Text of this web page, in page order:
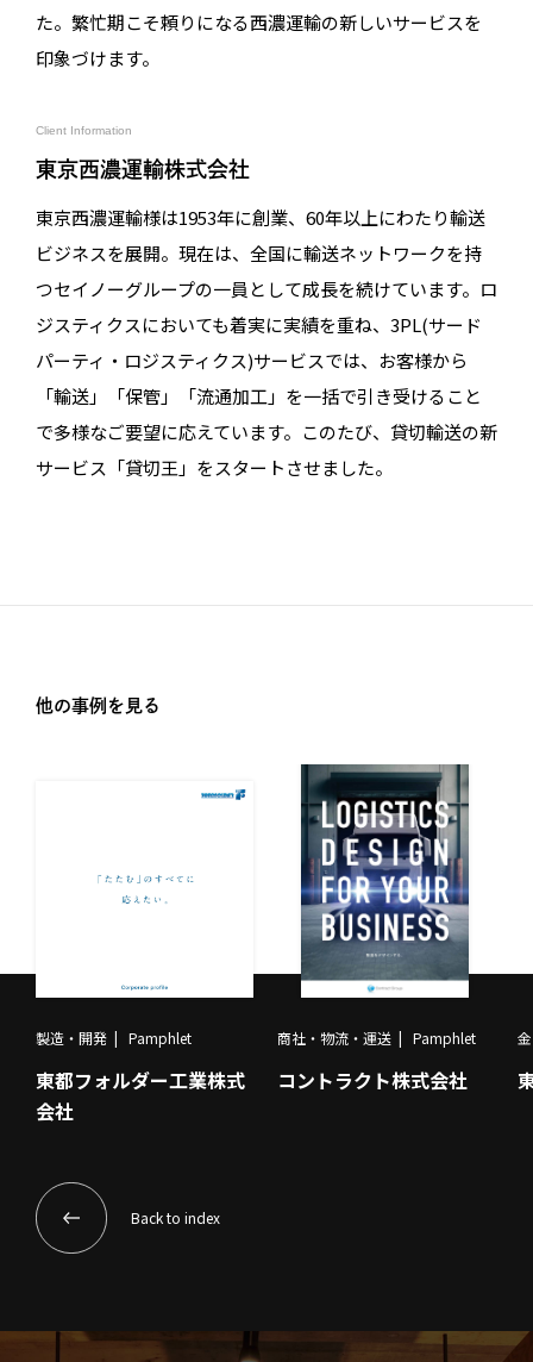
た。繁忙期こそ頼りになる西濃運輸の新しいサービスを
印象づけます。
Client Information
東京西濃運輸株式会社
東京⻄濃運輸様は1953年に創業、60年以上にわたり輸送
ビジネスを展開。現在は、全国に輸送ネットワークを持
つセイノーグループの⼀員として成⻑を続けています。ロ
ジスティクスにおいても着実に実績を重ね、3PL(サード
パーティ・ロジスティクス)サービスでは、お客様から
「輸送」「保管」「流通加⼯」を⼀括で引き受けること
で多様なご要望に応えています。このたび、貸切輸送の新
サービス「貸切王」をスタートさせました。
他の事例を見る
製造・開発 Pamphlet
東都フォルダー工業株式
会社
商社・物流・運送 Pamphlet
コントラクト株式会社
Back to index